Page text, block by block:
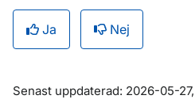
Ja Nej
Om sidan
Senast uppdaterad: 2026-05-